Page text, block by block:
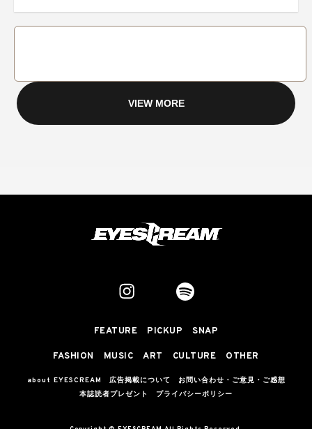
VIEW MORE
FEATURE PICKUP SNAP
FASHION MUSIC ART CULTURE OTHER
about EYESCREAM 広告掲載について
お問い合わせ・ご意見・ご感想
本誌読者プレゼント
プライバシーポリシー